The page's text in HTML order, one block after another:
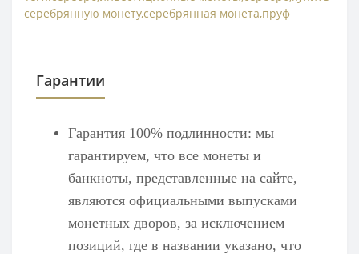
серебрянную монету,серебрянная монета,пруф
Гарантии
Гарантия 100% подлинности: мы
гарантируем, что все монеты и
банкноты, представленные на сайте,
являются официальными выпусками
монетных дворов, за исключением
позиций, где в названии указано, что